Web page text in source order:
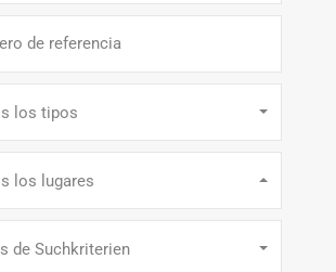
los tipos
los lugares
de Suchkriterien